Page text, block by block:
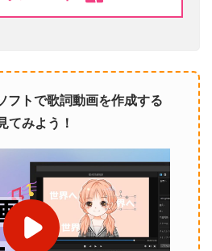
フトで歌詞動画を作成する
てみよう！